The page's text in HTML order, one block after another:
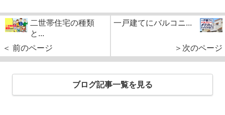
二世帯住宅の種類
と...
＜ 前のページ
一戸建てにバルコニ...
＞次のページ
ブログ記事一覧を見る